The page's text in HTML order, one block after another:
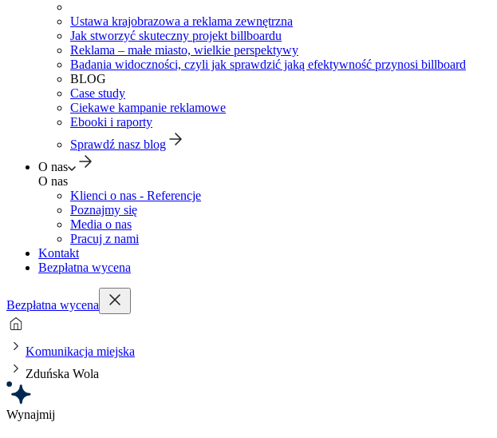
Ustawa krajobrazowa a reklama zewnętrzna
Jak stworzyć skuteczny projekt billboardu
Reklama – małe miasto, wielkie perspektywy
Badania widoczności, czyli jak sprawdzić jaką efektywność przynosi billboard
BLOG
Case study
Ciekawe kampanie reklamowe
Ebooki i raporty
Sprawdź nasz blog
O nas
O nas
Klienci o nas - Referencje
Poznajmy się
Media o nas
Pracuj z nami
Kontakt
Bezpłatna wycena
Bezpłatna wycena
Komunikacja miejska
Zduńska Wola
Wynajmij